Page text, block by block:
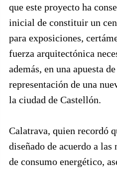
que este proyecto ha
inicial de constituir un
para exposiciones,
fuerza arquitectónica
además, en una apuesta
representación de una
la ciudad de Castellón.
Calatrava, quien recordó
diseñado de acuerdo a las
de consumo energético,